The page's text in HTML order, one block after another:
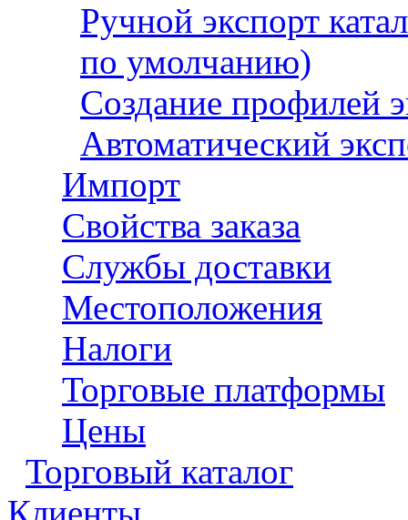
Ручной экспорт
по умолчанию)
Создание профилей
Автоматический
Импорт
Свойства заказа
Службы доставки
Местоположения
Налоги
Торговые платформы
Цены
Торговый каталог